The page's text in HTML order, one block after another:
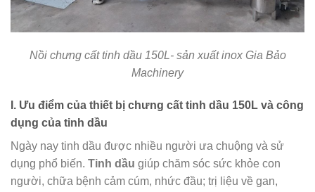
Nồi chưng cất tinh dầu 150L- sản xuất inox Gia Bảo
Machinery
I. Ưu điểm của thiết bị chưng cất tinh dầu 150L và công
dụng của tinh dầu
Ngày nay tinh dầu được nhiều người ưa chuộng và sử
dụng phổ biến. Tinh dầu giúp chăm sóc sức khỏe con
người, chữa bệnh cảm cúm, nhức đầu; trị liệu về gan,